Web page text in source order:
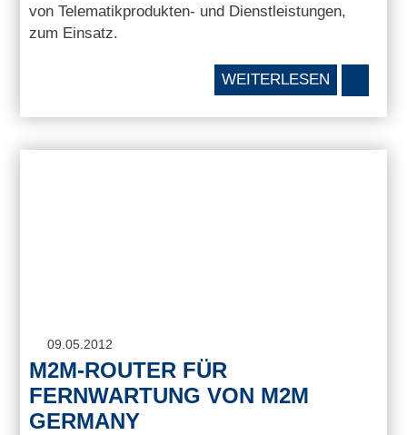
von Telematikprodukten- und Dienstleistungen,
zum Einsatz.
WEITERLESEN
09.05.2012
M2M-ROUTER FÜR
FERNWARTUNG VON M2M
GERMANY